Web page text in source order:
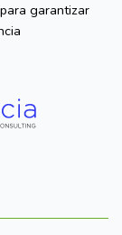
garantizar